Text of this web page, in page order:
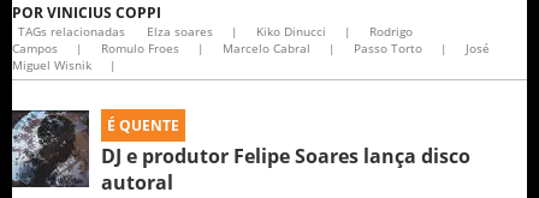
PORVINICIUS COPPI
TAGs relacionadas Elza soares | Kiko Dinucci |
Rodrigo
Campos
| Romulo Froes | Marcelo Cabral | Passo Torto |
José
Miguel Wisnik
|
É QUENTE
DJ e produtor Felipe Soares lança disco
autoral